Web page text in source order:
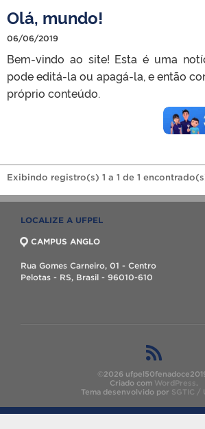
OUVIDORIA
PORTARIAS
TELEFONES
Olá, mundo!
06/06/2019
Bem-vindo ao site! Esta é uma
pode editá-la ou apagá-la, e então
próprio conteúdo.
Exibindo registro(s) 1 a 1 de 1
LOCALIZE A UFPEL
CAMPUS ANGLO
Rua Gomes Carneiro, 01 - Centro
Pelotas - RS, Brasil - 96010-610
©2026
Criado com WordPress.
Tema desenvolvido por SGTIC /